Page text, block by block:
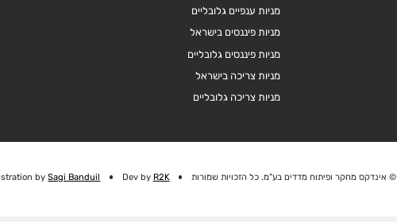
מניות ענפיים גלובליים
מניות פיננסים בישראל
מניות פיננסים גלובליים
מניות צריכה בישראל
מניות צריכה גלובליים
© אינדקס מחקר ופיתוח מדדים בע"מ. כל הזכויות שמורות Dev by R2K
bySagi Banduil